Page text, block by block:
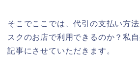
そこでここでは、代引の支払い方
スクのお店で利用できるのか？私
記事にさせていただきます。